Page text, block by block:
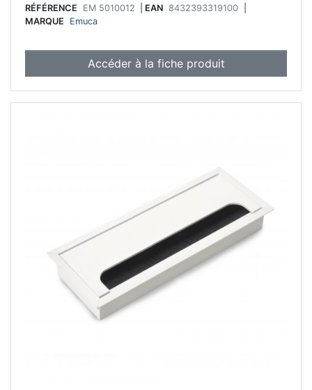
RÉFÉRENCE EM 5010012 EAN 8432393319100
MARQUE
Emuca
Accéder à la fiche produit